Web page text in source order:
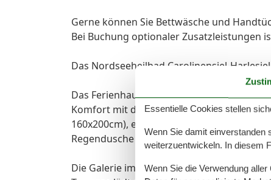
Gerne können Sie Bettwäsche und
Bei Buchung optionaler Zusatzleistungen
Das Nordseeheilbad Carolinensiel-
Das Ferienhaus Franziskahus bietet auf
Komfort mit durchdachter Ausstattung.
160x200cm), ein Etagenbett mit
Regendusche mit WLAN-Badradios sowie
Die Galerie im Dachboden kann auch als
Essentielle Cookies stellen
Wenn Sie damit einverstanden
weiterzuentwickeln. In diesem
Wenn Sie die Verwendung